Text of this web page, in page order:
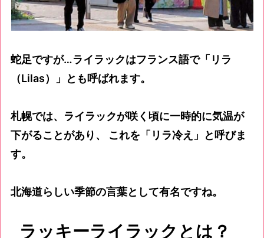
蛇足ですが…ライラックはフランス語で「リラ
（Lilas）」とも呼ばれます。
札幌では、ライラックが咲く頃に一時的に気温が
下がることがあり、 これを「リラ冷え」と呼びま
す。
北海道らしい季節の言葉として有名ですね。
ラッキーライラックとは？